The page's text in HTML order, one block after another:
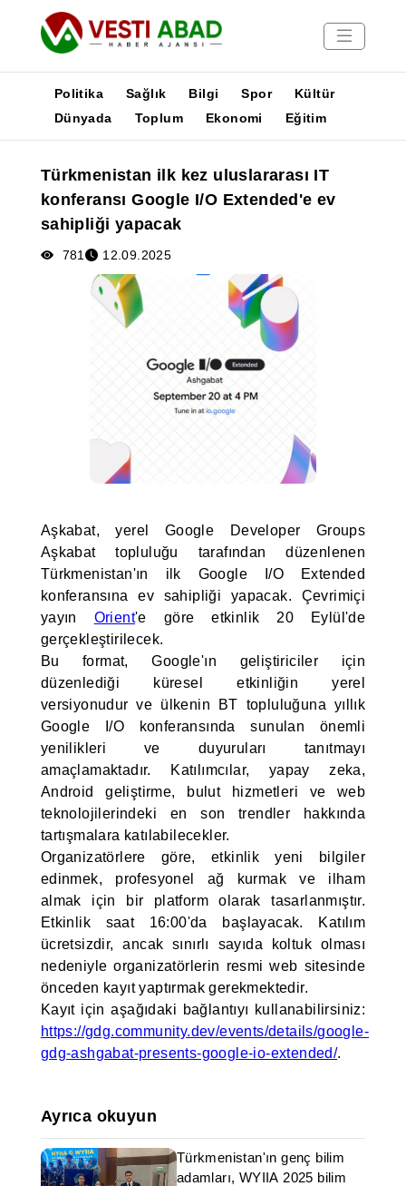
Yayınlar
Medya
Poster
Politika Sağlık Bilgi Spor
Kültür
Dünyada
Toplum Ekonomi Eğitim
Türkmenistan ilk kez uluslararası IT
konferansı Google I/O Extended'e ev
sahipliği yapacak
781 12.09.2025
Aşkabat, yerel Google Developer Groups
Aşkabat topluluğu tarafından düzenlenen
Türkmenistan'ın ilk Google I/O Extended
konferansına ev sahipliği yapacak. Çevrimiçi
yayın Orient'e göre etkinlik 20 Eylül'de
gerçekleştirilecek.
Bu format, Google'ın geliştiriciler için
düzenlediği küresel etkinliğin yerel
versiyonudur ve ülkenin BT topluluğuna yıllık
Google I/O konferansında sunulan önemli
yenilikleri ve duyuruları tanıtmayı
amaçlamaktadır. Katılımcılar, yapay zeka,
Android geliştirme, bulut hizmetleri ve web
teknolojilerindeki en son trendler hakkında
tartışmalara katılabilecekler.
Organizatörlere göre, etkinlik yeni bilgiler
edinmek, profesyonel ağ kurmak ve ilham
almak için bir platform olarak tasarlanmıştır.
Etkinlik saat 16:00'da başlayacak. Katılım
ücretsizdir, ancak sınırlı sayıda koltuk olması
nedeniyle organizatörlerin resmi web sitesinde
önceden kayıt yaptırmak gerekmektedir.
Kayıt için aşağıdaki bağlantıyı kullanabilirsiniz:
https://gdg.community.dev/events/details/google-
gdg-ashgabat-presents-google-io-extended/.
Ayrıca okuyun
Türkmenistan'ın genç bilim
adamları, WYIIA 2025 bilim